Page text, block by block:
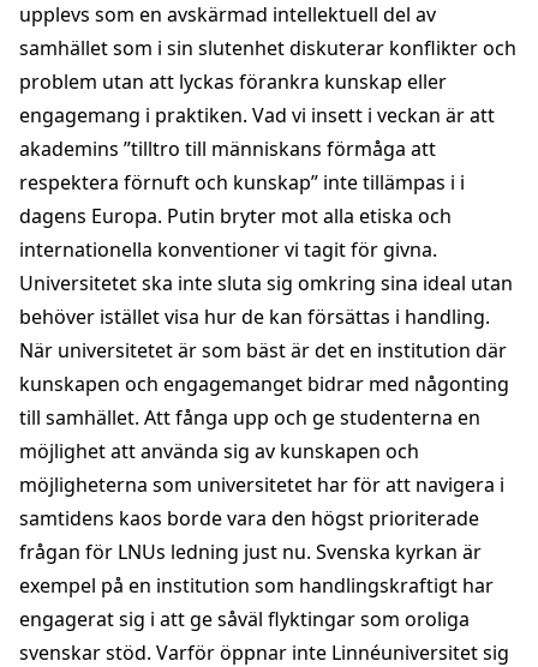
upplevs som en avskärmad intellektuell del av
samhället som i sin slutenhet diskuterar konflikter och
problem utan att lyckas förankra kunskap eller
engagemang i praktiken. Vad vi insett i veckan är att
akademins ”tilltro till människans förmåga att
respektera förnuft och kunskap” inte tillämpas i i
dagens Europa. Putin bryter mot alla etiska och
internationella konventioner vi tagit för givna.
Universitetet ska inte sluta sig omkring sina ideal utan
behöver istället visa hur de kan försättas i handling.
När universitetet är som bäst är det en institution där
kunskapen och engagemanget bidrar med någonting
till samhället. Att fånga upp och ge studenterna en
möjlighet att använda sig av kunskapen och
möjligheterna som universitetet har för att navigera i
samtidens kaos borde vara den högst prioriterade
frågan för LNUs ledning just nu. Svenska kyrkan är
exempel på en institution som handlingskraftigt har
engagerat sig i att ge såväl flyktingar som oroliga
svenskar stöd. Varför öppnar inte Linnéuniversitet sig